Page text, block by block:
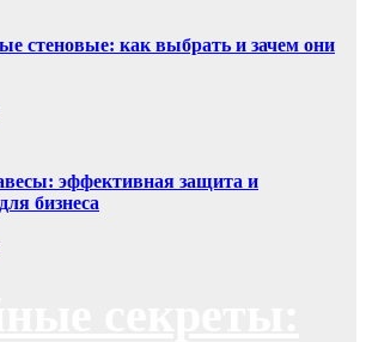
стеновые: как выбрать и зачем они
эффективная защита и
бизнеса